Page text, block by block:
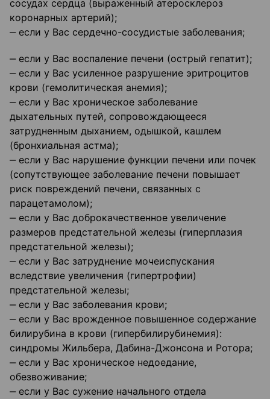
сосудах сердца (выраженный атеросклероз
коронарных артерий);
‒ если у Вас сердечно-сосудистые заболевания;
‒ если у Вас воспаление печени (острый гепатит);
‒ если у Вас усиленное разрушение эритроцитов
крови (гемолитическая анемия);
‒ если у Вас хроническое заболевание
дыхательных путей, сопровождающееся
затрудненным дыханием, одышкой, кашлем
(бронхиальная астма);
‒ если у Вас нарушение функции печени или почек
(сопутствующее заболевание печени повышает
риск повреждений печени, связанных с
парацетамолом);
‒ если у Вас доброкачественное увеличение
размеров предстательной железы (гиперплазия
предстательной железы);
‒ если у Вас затруднение мочеиспускания
вследствие увеличения (гипертрофии)
предстательной железы;
‒ если у Вас заболевания крови;
‒ если у Вас врожденное повышенное содержание
билирубина в крови (гипербилирубинемия):
синдромы Жильбера, Дабина-Джонсона и Ротора;
‒ если у Вас хроническое недоедание,
обезвоживание;
‒ если у Вас сужение начального отдела